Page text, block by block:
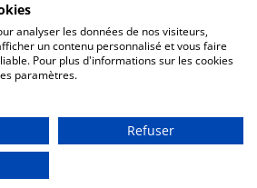
, 34400 Lunel-Viel
8h00 - 12h00 / 13h45 à 17h30
analyser les données de nos visiteurs,
un contenu personnalisé et vous faire
Pour plus d'informations sur les cookies
paramètres.
Refuser